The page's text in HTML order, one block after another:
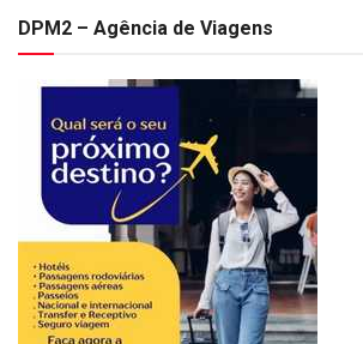
DPM2 – Agência de Viagens